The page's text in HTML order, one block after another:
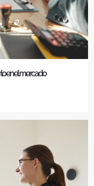
en el mercado